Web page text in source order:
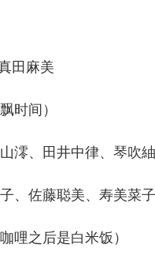
田麻美
时间）
、田井中律、琴吹
佐藤聪美、寿美菜
之后是白米饭）